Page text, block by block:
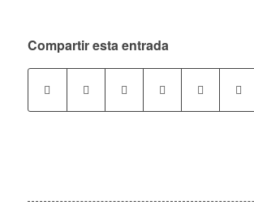
Compartir esta entrada